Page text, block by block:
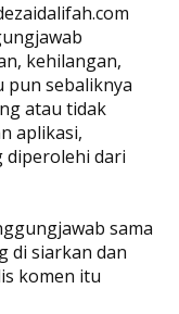
kehilangan,
pun sebaliknya
atau tidak
aplikasi,
diperolehi dari
sama
di siarkan dan
komen itu